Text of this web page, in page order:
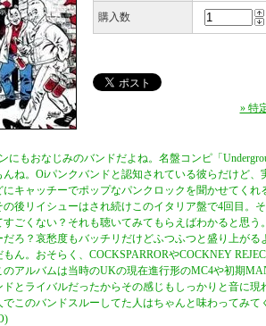
購入数
» 特
にもおなじみのバンドだよね。名盤コンピ「
んね。Oiパンクバンドと認知されている彼らだけど
にキャッチーでポップなパンクロックを聞かせてくれ
後リイシューはされ続けこのイタリア盤で4回目。
ごくない？それも聴いてみてもらえばわかると思う
ろ？哀愁度もバッチリだけどふつふつと盛り上がる
ん。おそらく、COCKSPARRORやCOCKNEY
のアルバムは当時のUKの現在進行形のMC4や初期
とライバルだったからその感じもしっかりと音に
でこのバンドスルーしてた人はちゃんと味わってみ